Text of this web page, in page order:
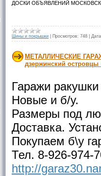
ДОСКИ ОБЪЯВЛЕНИЙ
Шины и покрышки Просмотров: 748
МЕТАЛЛИЧЕСКИЕ
дзержинский
Гаражи
Новые и б/у.
Размеры под
Доставка.
Покупаем б\у
Тел. 8-926-974-
http://